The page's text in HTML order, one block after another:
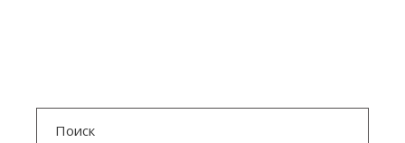
Search
for: